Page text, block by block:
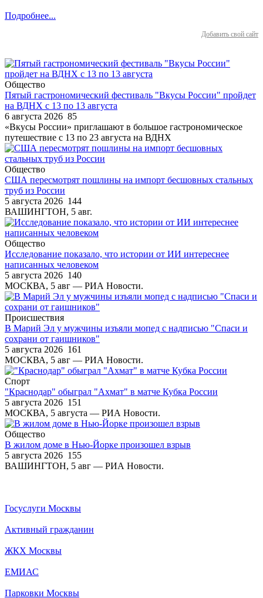
Подробнее...
Добавить свой сайт
Общество
Пятый гастрономический фестиваль "Вкусы России" пройдет
на ВДНХ с 13 по 13 августа
6 августа 2026 85
«Вкусы России» приглашают в большое гастрономическое
путешествие с 13 по 23 августа на ВДНХ
Общество
США пересмотрят пошлины на импорт бесшовных стальных
труб из России
5 августа 2026 144
ВАШИНГТОН, 5 авг.
Общество
Исследование показало, что истории от ИИ интереснее
написанных человеком
5 августа 2026 140
МОСКВА, 5 авг — РИА Новости.
Происшествия
В Марий Эл у мужчины изъяли мопед с надписью "Спаси и
сохрани от гаишников"
5 августа 2026 161
МОСКВА, 5 авг — РИА Новости.
Спорт
"Краснодар" обыграл "Ахмат" в матче Кубка России
5 августа 2026 151
МОСКВА, 5 августа — РИА Новости.
Общество
В жилом доме в Нью-Йорке произошел взрыв
5 августа 2026 155
ВАШИНГТОН, 5 авг — РИА Новости.
Госуслуги Москвы
Активный гражданин
ЖКХ Москвы
ЕМИАС
Парковки Москвы